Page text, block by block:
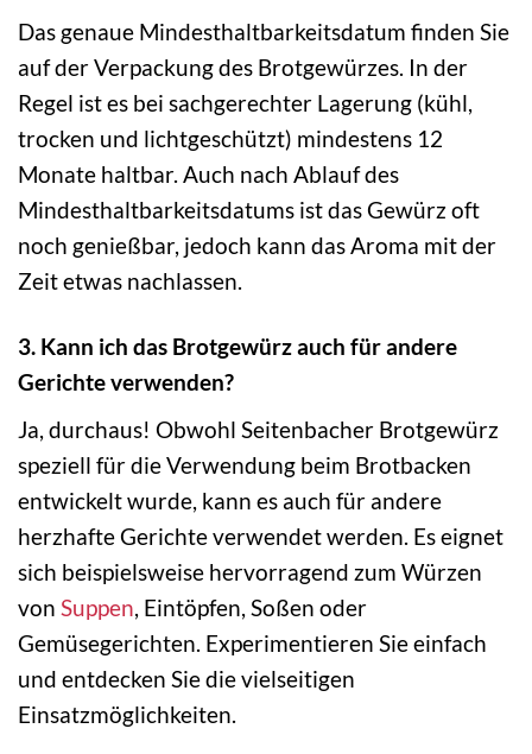
Das genaue Mindesthaltbarkeitsdatum finden Sie
auf der Verpackung des Brotgewürzes. In der
Regel ist es bei sachgerechter Lagerung (kühl,
trocken und lichtgeschützt) mindestens 12
Monate haltbar. Auch nach Ablauf des
Mindesthaltbarkeitsdatums ist das Gewürz oft
noch genießbar, jedoch kann das Aroma mit der
Zeit etwas nachlassen.
3. Kann ich das Brotgewürz auch für andere
Gerichte verwenden?
Ja, durchaus! Obwohl Seitenbacher Brotgewürz
speziell für die Verwendung beim Brotbacken
entwickelt wurde, kann es auch für andere
herzhafte Gerichte verwendet werden. Es eignet
sich beispielsweise hervorragend zum Würzen
von Suppen, Eintöpfen, Soßen oder
Gemüsegerichten. Experimentieren Sie einfach
und entdecken Sie die vielseitigen
Einsatzmöglichkeiten.